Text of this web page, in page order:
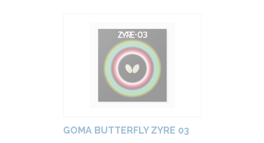
GOMA BUTTERFLY ZYRE 03